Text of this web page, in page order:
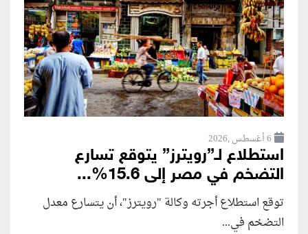
6 أغسطس ,2026
استطلاع لـ”رويترز” يتوقع تسارع
التضخم في مصر إلى 15.6%...
توقع استطلاع أجرته وكالة "رويترز"، أن يتسارع ‌معدل
التضخم في...